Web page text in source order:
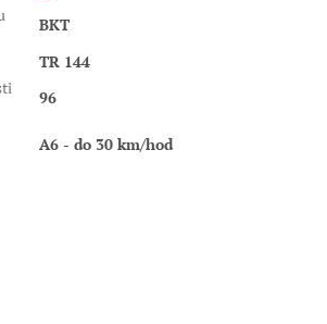
BKT
TR 144
96
A6 - do 30 km/hod